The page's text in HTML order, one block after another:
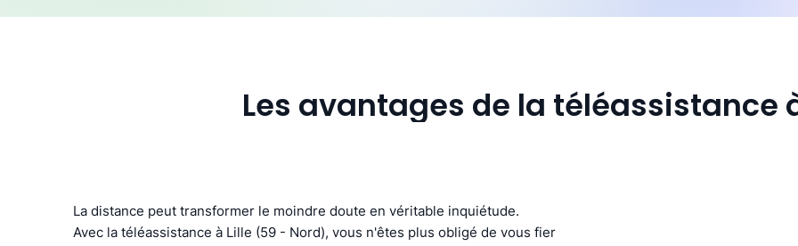
Les avantages de la téléassistance
La distance peut transformer le moindre doute en véritable inquiétude.
Avec la téléassistance à Lille (59 - Nord), vous n'êtes plus obligé de vous fier